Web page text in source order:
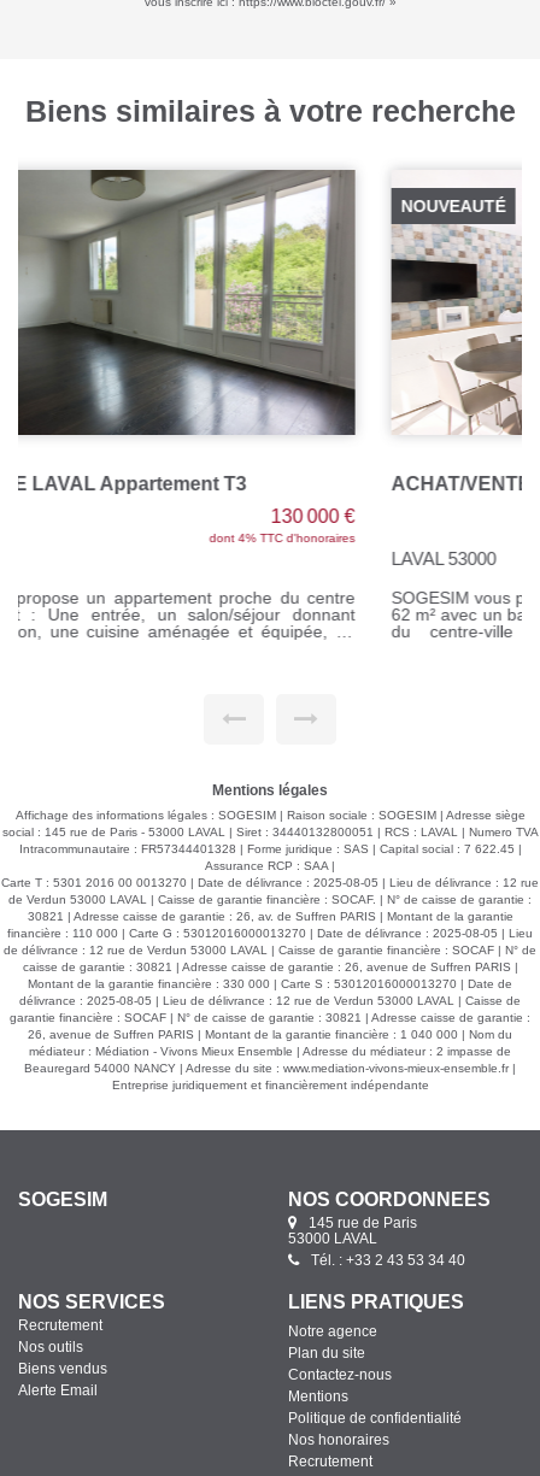
Biens similaires à votre recherche
NOUVEAUTÉ
ACHAT/VENTE Appartement LAVAL T3 avec balcon
SOGESIM vous propose un appartement rive droite de T3 de
62 m² avec un balcon ensoleillé, idéalement situé à proximité
du centre-ville dans une résidence recherché. Cet
profiter de la lumière naturelle. La cuisine ouverte,
chambre d'appoint), une salle d'eau. L'appartement offre une
distribution fonctionnelle et des prestations de qualité.
Garage Fermé. Pas de procédure en cours. 124 lots de
copropriété, dont 68 d'habitations Charges de copropriété
annuelles : 1038 euros (comprenant eau, entretien des
parties communes et extérieurs, ascenseur). Réf : M312131
Pour tous renseignements, contactez Sandrine DAVENEL au
o7 67 94 90 67 Agent commercial (EI) RSAC n°103643730
Mentions légales
Affichage des informations légales : SOGESIM | Raison sociale : SOGESIM | Adresse siège
social : 145 rue de Paris - 53000 LAVAL | Siret : 34440132800051 | RCS : LAVAL | Numero TVA
Intracommunautaire : FR57344401328 | Forme juridique : SAS | Capital social : 7 622.45 |
Assurance RCP : SAA |
Carte T : 5301 2016 00 0013270 | Date de délivrance : 2025-08-05 | Lieu de délivrance : 12 rue
de Verdun 53000 LAVAL | Caisse de garantie financière : SOCAF. | N° de caisse de garantie :
30821 | Adresse caisse de garantie : 26, av. de Suffren PARIS | Montant de la garantie
financière : 110 000 | Carte G : 53012016000013270 | Date de délivrance : 2025-08-05 | Lieu
de délivrance : 12 rue de Verdun 53000 LAVAL | Caisse de garantie financière : SOCAF | N° de
caisse de garantie : 30821 | Adresse caisse de garantie : 26, avenue de Suffren PARIS |
Montant de la garantie financière : 330 000 | Carte S : 53012016000013270 | Date de
délivrance : 2025-08-05 | Lieu de délivrance : 12 rue de Verdun 53000 LAVAL | Caisse de
garantie financière : SOCAF | N° de caisse de garantie : 30821 | Adresse caisse de garantie :
26, avenue de Suffren PARIS | Montant de la garantie financière : 1 040 000 | Nom du
médiateur : Médiation - Vivons Mieux Ensemble | Adresse du médiateur : 2 impasse de
Beauregard 54000 NANCY | Adresse du site : www.mediation-vivons-mieux-ensemble.fr|
Entreprise juridiquement et financièrement indépendante
SOGESIM NOS COORDONNÉES
145 rue de Paris
53000 LAVAL
Tél. : +33 2 43 53 34 40
NOS SERVICES
Recrutement
Nos outils
Biens vendus
Alerte Email
LIENS PRATIQUES
Notre agence
Plan du site
Contactez-nous
Mentions
Politique de confidentialité
Nos honoraires
Recrutement